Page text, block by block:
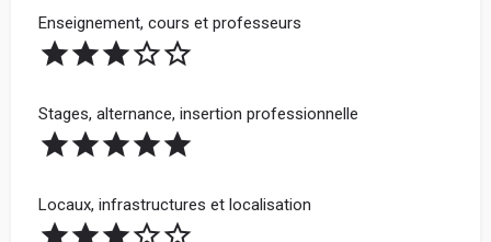
Enseignement, cours et professeurs
Stages, alternance, insertion professionnelle
Locaux, infrastructures et localisation